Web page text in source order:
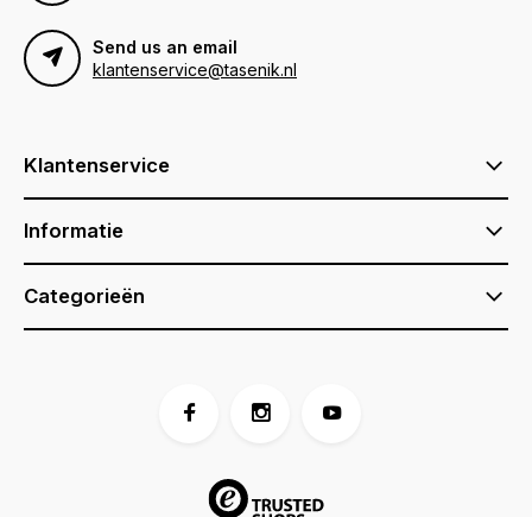
Send us an email
klantenservice@tasenik.nl
Klantenservice
Informatie
Categorieën